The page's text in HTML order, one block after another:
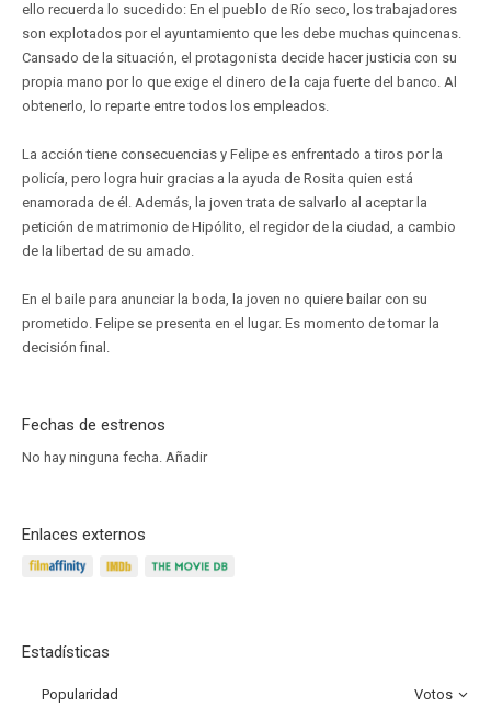
ello recuerda lo sucedido: En el pueblo de Río seco, los trabajadores
son explotados por el ayuntamiento que les debe muchas quincenas.
Cansado de la situación, el protagonista decide hacer justicia con su
propia mano por lo que exige el dinero de la caja fuerte del banco. Al
obtenerlo, lo reparte entre todos los empleados.
La acción tiene consecuencias y Felipe es enfrentado a tiros por la
policía, pero logra huir gracias a la ayuda de Rosita quien está
enamorada de él. Además, la joven trata de salvarlo al aceptar la
petición de matrimonio de Hipólito, el regidor de la ciudad, a cambio
de la libertad de su amado.
En el baile para anunciar la boda, la joven no quiere bailar con su
prometido. Felipe se presenta en el lugar. Es momento de tomar la
decisión final.
Fechas de estrenos
No hay ninguna fecha. Añadir
Enlaces externos
Estadísticas
Popularidad Votos